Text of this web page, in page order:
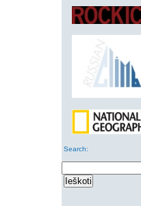
Search: